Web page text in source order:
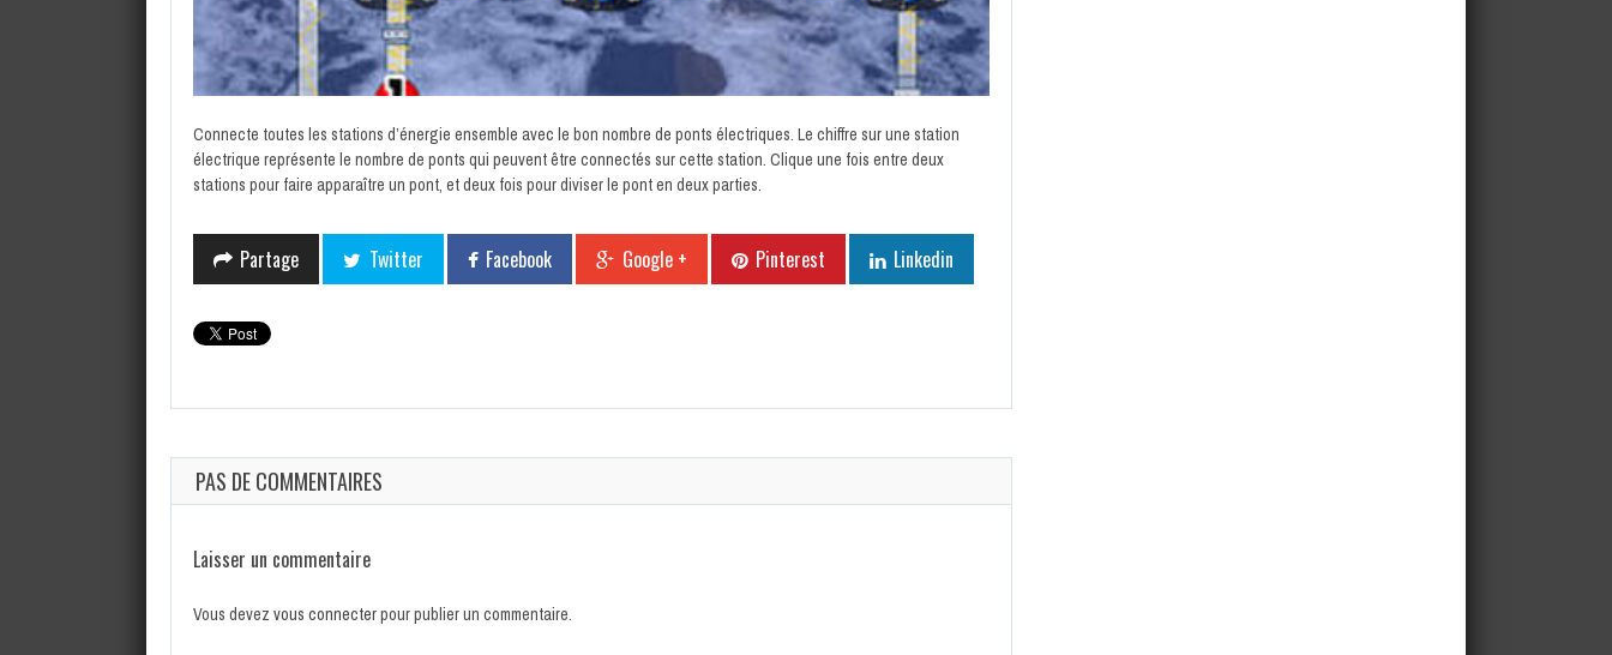
Connecte toutes les stations d’énergie ensemble avec le bon nombre de ponts électriques. Le chiffre sur une station
électrique représente le nombre de ponts qui peuvent être connectés sur cette station. Clique une fois entre deux
stations pour faire apparaître un pont, et deux fois pour diviser le pont en deux parties.
Partage Twitter Facebook Google + Pinterest Linkedin
PAS DE COMMENTAIRES
Laisser un commentaire
Vous devez vous connecterpour publier un commentaire.